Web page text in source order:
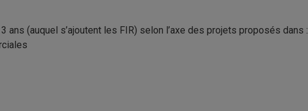
ans (auquel s’ajoutent les FIR) selon l’axe des projets proposés dans :